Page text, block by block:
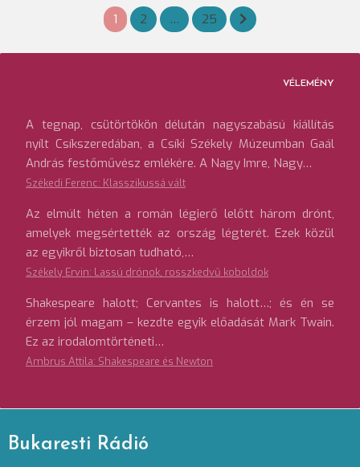
Bejegyzések
lapozása
1 2 … 25
VÉLEMÉNY
A tegnap, csütörtökön délután nagyszabású kiállítás
nyílt Csíkszeredában, a Csíki Székely Múzeumban Gaál
András festőművész emlékére. A Nagy Imre, Nagy…
Székedi Ferenc: Klasszikussá vált
Az elmúlt héten a román légierő lelőtt három drónt,
amelyek megsértették az ország légterét. Ezek közül
az egyikről biztosan tudható,…
Székely Ervin: Lassú drónok, rosszkedvű koboldok
Shakespeare halott; Cervantes is halott…; és én se
érzem jól magam – kezdte egyik előadását Mark Twain.
Ez az irodalomtörténeti…
Ambrus Attila: Shakespeare és Newton
Bukaresti Rádió